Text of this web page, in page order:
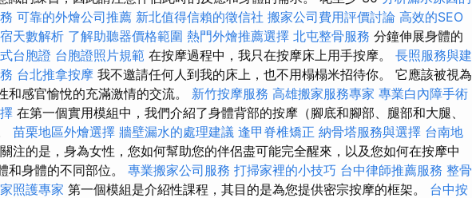
可靠的外燴公司推薦 新北值得信賴的徵信社 搬家公司費用評價討論 高效的SEO
天數解析 了解助聽器價格範圍 熱門外燴推薦選擇 北屯整骨服務 分鐘伸展身體的
台胞證 台胞證照片規範 在按摩過程中，我只在按摩床上用手按摩。 長照服務與建
台北推拿按摩 我不邀請任何人到我的床上，也不用榻榻米招待你。 它應該被視為
和感官愉悅的充滿激情的交流。 新竹按摩服務 高雄搬家服務專家 專業白內障手術
在第一個實用模組中，我們介紹了身體背部的按摩（腳底和腳部、腿部和大腿、
苗栗地區外燴選擇 牆壁漏水的處理建議 逢甲脊椎矯正 納骨塔服務與選擇 台南地
注的是，身為女性，您如何幫助您的伴侶盡可能完全醒來，以及您如何在按摩中
和身體的不同部位。 專業搬家公司服務 打掃家裡的小技巧 台中律師推薦服務 整骨
照護專家 第一個模組是介紹性課程，其目的是為您提供密宗按摩的框架。 台中按